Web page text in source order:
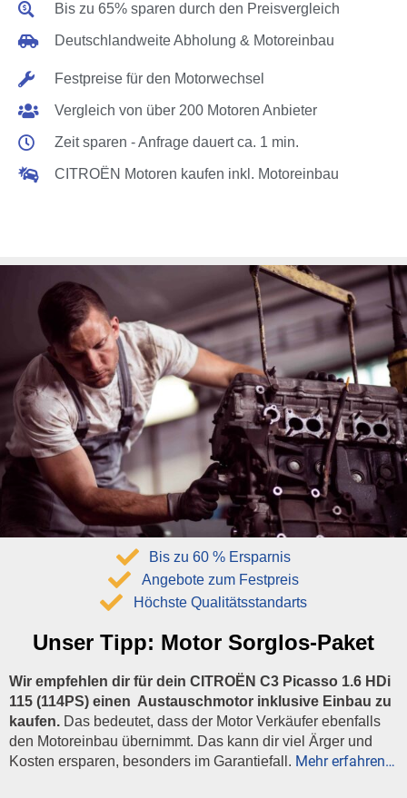
Bis zu 65% sparen durch den Preisvergleich
Deutschlandweite Abholung & Motoreinbau
Festpreise für den Motorwechsel
Vergleich von über 200 Motoren Anbieter
Zeit sparen - Anfrage dauert ca. 1 min.
CITROËN Motoren kaufen inkl. Motoreinbau
Unser Tipp: Motor Sorglos-Paket
Wir empfehlen dir für dein CITROËN C3 Picasso 1.6 HDi
115 (114PS) einen Austauschmotor inklusive Einbau zu
kaufen. Das bedeutet, dass der Motor Verkäufer ebenfalls
den Motoreinbau übernimmt. Das kann dir viel Ärger und
Kosten ersparen, besonders im Garantiefall. Mehr erfahren…
Bis zu 60 % Ersparnis
Angebote zum Festpreis
Höchste Qualitätsstandarts